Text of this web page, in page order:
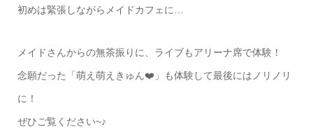
初めは緊張しながらメイドカフェに…
メイドさんからの無茶振りに、ライブもアリーナ席で体験！
念願だった「萌え萌えきゅん❤️」も体験して最後にはノリノリ
に！
ぜひご覧ください~♪